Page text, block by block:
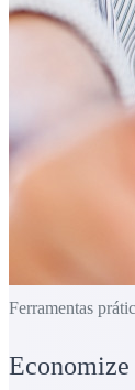
Ferramentas